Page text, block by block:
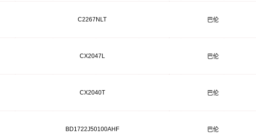
C2267NLT 巴伦
CX2047L 巴伦
CX2040T 巴伦
BD1722J50100AHF 巴伦